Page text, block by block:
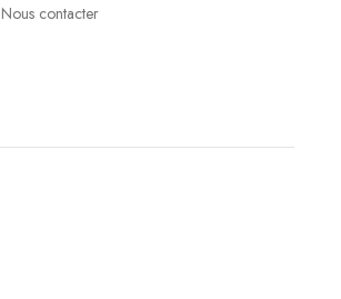
Nous contacter